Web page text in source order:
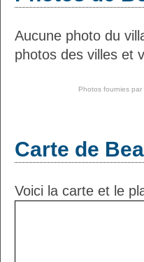
Aucune photo du
photos des villes et
Photos fournies par
Carte de
Voici la carte et le